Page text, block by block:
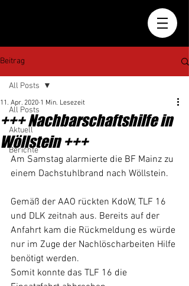
Beitrag
All Posts
Aktuell
Berichte
All Posts
+++ Nachbarschaftshilfe in
Wöllstein +++
11. Apr. 2020 1 Min. Lesezeit
Am Samstag alarmierte die BF Mainz zu
einem Dachstuhlbrand nach Wöllstein.
Gemäß der AAO rückten KdoW, TLF 16
und DLK zeitnah aus. Bereits auf der
Anfahrt kam die Rückmeldung es würde
nur im Zuge der Nachlöscharbeiten Hilfe
benötigt werden.
Somit konnte das TLF 16 die